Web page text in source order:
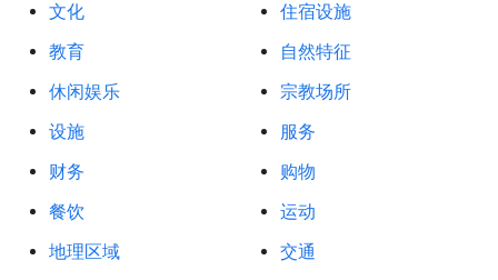
文化
教育
休闲娱乐
设施
财务
餐饮
地理区域
住宿设施
自然特征
宗教场所
服务
购物
运动
交通